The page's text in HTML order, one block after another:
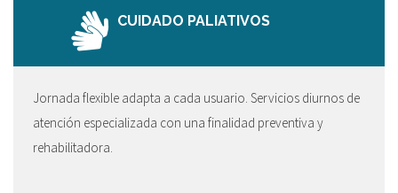
CUIDADO PALIATIVOS
Jornada flexible adapta a cada usuario. Servicios diurnos de
atención especializada con una finalidad preventiva y
rehabilitadora.